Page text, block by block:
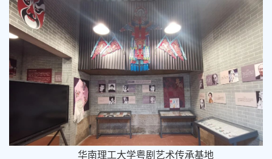
华南理工大学粤剧艺术传承基地